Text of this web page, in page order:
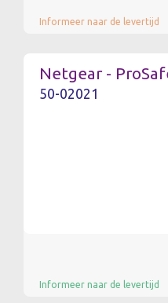
Informeer naar de levertijd
Netgear -
50-02021
Informeer naar de levertijd